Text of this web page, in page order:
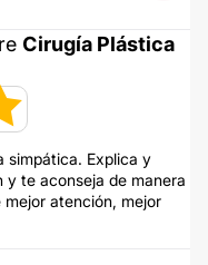
Cirugía Plástica
simpática. Explica y
y te aconseja de manera
atención, mejor